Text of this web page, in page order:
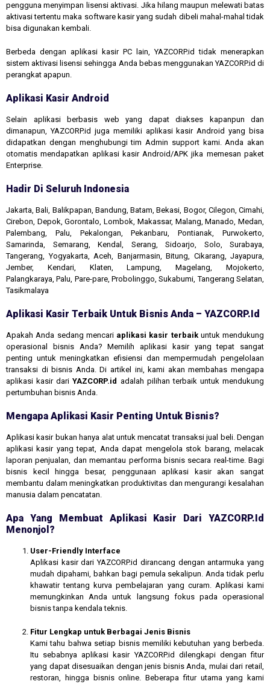
pengguna menyimpan lisensi aktivasi. Jika hilang maupun melewati batas
aktivasi tertentu maka software kasir yang sudah dibeli mahal-mahal tidak
bisa digunakan kembali.
Berbeda dengan aplikasi kasir PC lain, YAZCORP.id tidak menerapkan
sistem aktivasi lisensi sehingga Anda bebas menggunakan YAZCORP.id di
perangkat apapun.
Aplikasi Kasir Android
Selain aplikasi berbasis web yang dapat diakses kapanpun dan
dimanapun, YAZCORP.id juga memiliki aplikasi kasir Android yang bisa
didapatkan dengan menghubungi tim Admin support kami. Anda akan
otomatis mendapatkan aplikasi kasir Android/APK jika memesan paket
Enterprise.
Hadir Di Seluruh Indonesia
Jakarta, Bali, Balikpapan, Bandung, Batam, Bekasi, Bogor, Cilegon, Cimahi,
Cirebon, Depok, Gorontalo, Lombok, Makassar, Malang, Manado, Medan,
Palembang, Palu, Pekalongan, Pekanbaru, Pontianak, Purwokerto,
Samarinda, Semarang, Kendal, Serang, Sidoarjo, Solo, Surabaya,
Tangerang, Yogyakarta, Aceh, Banjarmasin, Bitung, Cikarang, Jayapura,
Jember, Kendari, Klaten, Lampung, Magelang, Mojokerto,
Palangkaraya, Palu, Pare-pare, Probolinggo, Sukabumi, Tangerang Selatan,
Tasikmalaya
Aplikasi Kasir Terbaik Untuk Bisnis Anda – YAZCORP.id
Apakah Anda sedang mencari aplikasi kasir terbaikuntuk mendukung
operasional bisnis Anda? Memilih aplikasi kasir yang tepat sangat
penting untuk meningkatkan efisiensi dan mempermudah pengelolaan
transaksi di bisnis Anda. Di artikel ini, kami akan membahas mengapa
aplikasi kasir dariYAZCORP.id adalah pilihan terbaik untuk mendukung
pertumbuhan bisnis Anda.
Mengapa Aplikasi Kasir Penting Untuk Bisnis?
Aplikasi kasir bukan hanya alat untuk mencatat transaksi jual beli. Dengan
aplikasi kasir yang tepat, Anda dapat mengelola stok barang, melacak
laporan penjualan, dan memantau performa bisnis secara real-time. Bagi
bisnis kecil hingga besar, penggunaan aplikasi kasir akan sangat
membantu dalam meningkatkan produktivitas dan mengurangi kesalahan
manusia dalam pencatatan.
Apa Yang Membuat Aplikasi Kasir Dari YAZCORP.id
Menonjol?
User-Friendly Interface
Aplikasi kasir dari YAZCORP.id dirancang dengan antarmuka yang
mudah dipahami, bahkan bagi pemula sekalipun. Anda tidak perlu
khawatir tentang kurva pembelajaran yang curam. Aplikasi kami
memungkinkan Anda untuk langsung fokus pada operasional
bisnis tanpa kendala teknis.
Fitur Lengkap untuk Berbagai Jenis Bisnis
Kami tahu bahwa setiap bisnis memiliki kebutuhan yang berbeda.
Itu sebabnya aplikasi kasir YAZCORP.id dilengkapi dengan fitur
yang dapat disesuaikan dengan jenis bisnis Anda, mulai dari retail,
restoran, hingga bisnis online. Beberapa fitur utama yang kami